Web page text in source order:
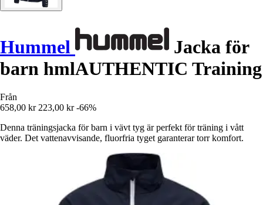
Hummel
Jacka för
barn hmlAUTHENTIC Training
Från
658,00 kr 223,00 kr -66%
Denna träningsjacka för barn i vävt tyg är perfekt för träning i vått
väder. Det vattenavvisande, fluorfria tyget garanterar torr komfort.